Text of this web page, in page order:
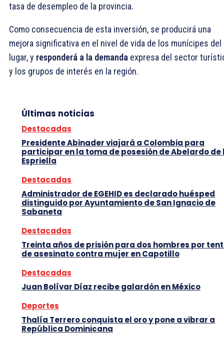
tasa de desempleo de la provincia.
Como consecuencia de esta inversión, se producirá una
mejora significativa en el nivel de vida de los munícipes del
lugar, y responderá a la demanda expresa del sector
y los grupos de interés en la región.
Últimas noticias
Destacadas
Presidente Abinader viajará a Colombia para
participar en la toma de posesión de Abelardo de
Espriella
Destacadas
Administrador de EGEHID es declarado huésped
distinguido por Ayuntamiento de San Ignacio de
Sabaneta
Destacadas
Treinta años de prisión para dos hombres por
de asesinato contra mujer en Capotillo
Destacadas
Juan Bolívar Díaz recibe galardón en México
Deportes
Thalía Terrero conquista el oro y pone a vibrar a
República Dominicana